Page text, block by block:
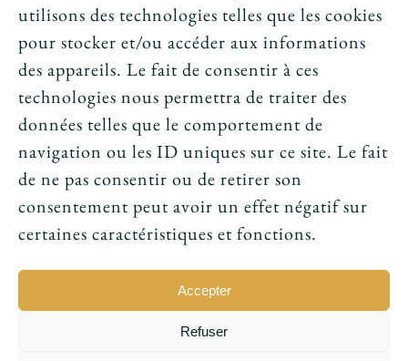
utilisons des technologies telles que les cookies
pour stocker et/ou accéder aux informations
des appareils. Le fait de consentir à ces
technologies nous permettra de traiter des
données telles que le comportement de
navigation ou les ID uniques sur ce site. Le fait
de ne pas consentir ou de retirer son
consentement peut avoir un effet négatif sur
certaines caractéristiques et fonctions.
Accepter
Refuser
Le tarot peut-il annoncer une rencontre
amoureuse ?
Peut-on prouver que le tarot fonctionne ?
Le tarot avant l’ésotérisme : un simple jeu ?